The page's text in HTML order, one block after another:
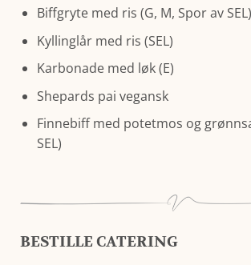
Biffgryte med ris (G, M, Spor av SEL)
Kyllinglår med ris (SEL)
Karbonade med løk (E)
Shepards pai vegansk
Finnebiff med potetmos og
SEL)
BESTILLE CATERING